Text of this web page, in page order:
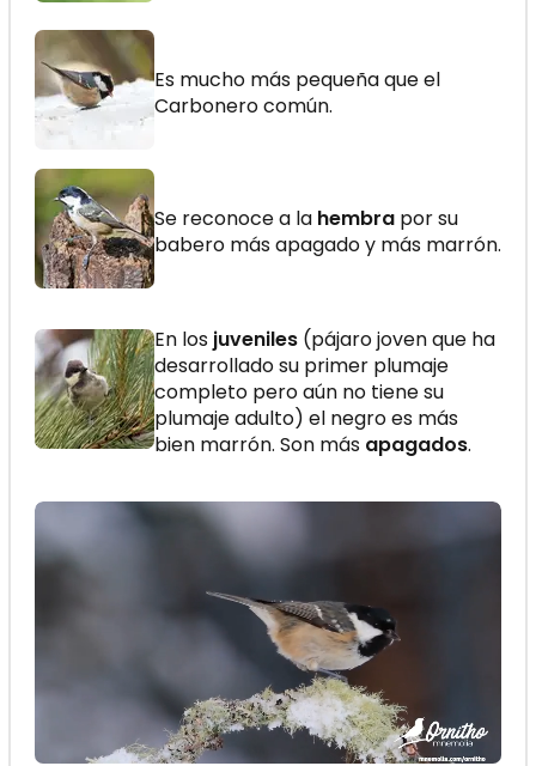
Es mucho más pequeña que el
Carbonero común.
Se reconoce a la hembra por su
babero más apagado y más marrón.
En los juveniles (pájaro joven que ha
desarrollado su primer plumaje
completo pero aún no tiene su
plumaje adulto) el negro es más
bien marrón. Son más apagados.